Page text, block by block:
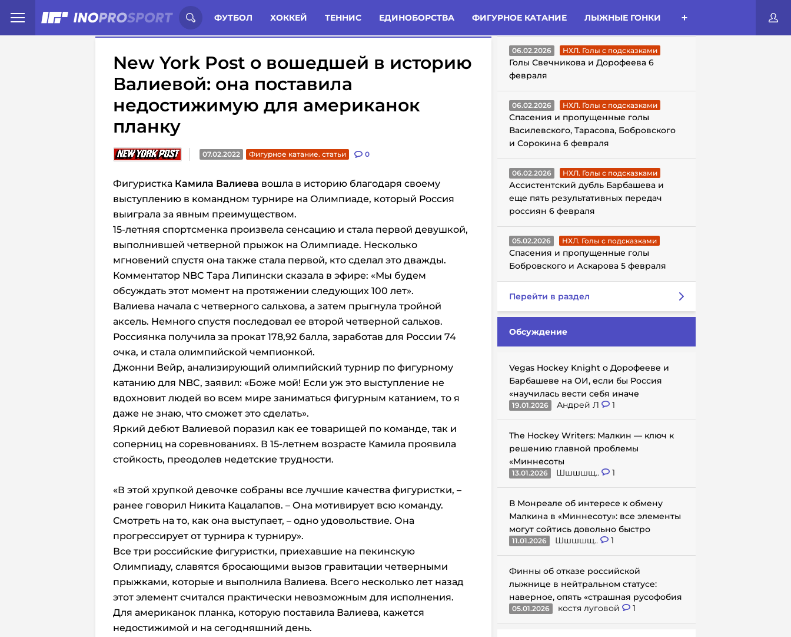
ФУТБОЛ ХОККЕЙ ТЕННИС ЕДИНОБОРСТВА ФИГУРНОЕ КАТАНИЕ ЛЫЖНЫЕ ГОНКИ
Иностранцы о спорте России: Статьи Комменты Новости
New York Post о вошедшей в историю
Валиевой: она поставила
недостижимую для американок
планку
07.02.2022 Фигурное катание. статьи 0
Фигуристка Камила Валиева вошла в историю благодаря своему
выступлению в командном турнире на Олимпиаде, который Россия
выиграла за явным преимуществом.
15-летняя спортсменка произвела сенсацию и стала первой девушкой,
выполнившей четверной прыжок на Олимпиаде. Несколько
мгновений спустя она также стала первой, кто сделал это дважды.
Комментатор NBC Тара Липински сказала в эфире: «Мы будем
обсуждать этот момент на протяжении следующих 100 лет».
Валиева начала с четверного сальхова, а затем прыгнула тройной
аксель. Немного спустя последовал ее второй четверной сальхов.
Россиянка получила за прокат 178,92 балла, заработав для России 74
очка, и стала олимпийской чемпионкой.
Джонни Вейр, анализирующий олимпийский турнир по фигурному
катанию для NBC, заявил: «Боже мой! Если уж это выступление не
вдохновит людей во всем мире заниматься фигурным катанием, то я
даже не знаю, что сможет это сделать».
Яркий дебют Валиевой поразил как ее товарищей по команде, так и
соперниц на соревнованиях. В 15-летнем возрасте Камила проявила
стойкость, преодолев недетские трудности.
«В этой хрупкой девочке собраны все лучшие качества фигуристки, –
ранее говорил Никита Кацалапов. – Она мотивирует всю команду.
Смотреть на то, как она выступает, – одно удовольствие. Она
прогрессирует от турнира к турниру».
Все три российские фигуристки, приехавшие на пекинскую
Олимпиаду, славятся бросающими вызов гравитации четверными
прыжками, которые и выполнила Валиева. Всего несколько лет назад
этот элемент считался практически невозможным для исполнения.
Для американок планка, которую поставила Валиева, кажется
недостижимой и на сегодняшний день.
ГОЛЫ С ПОДСКАЗКАМИ
06.02.2026 НХЛ. Голы с подсказками
Голы Свечникова и Дорофеева 6
февраля
06.02.2026 НХЛ. Голы с подсказками
Спасения и пропущенные голы
Василевского, Тарасова, Бобровского
и Сорокина 6 февраля
06.02.2026 НХЛ. Голы с подсказками
Ассистентский дубль Барбашева и
еще пять результативных передач
россиян 6 февраля
05.02.2026 НХЛ. Голы с подсказками
Спасения и пропущенные голы
Бобровского и Аскарова 5 февраля
Перейти в раздел
Обсуждение
Vegas Hockey Knight о Дорофееве и
Барбашеве на ОИ, если бы Россия
«научилась вести себя иначе
19.01.2026 Андрей Л 1
The Hockey Writers: Малкин — ключ к
решению главной проблемы
«Миннесоты
13.01.2026 Шшшшщ.. 1
В Монреале об интересе к обмену
Малкина в «Миннесоту»: все элементы
могут сойтись довольно быстро
11.01.2026 Шшшшщ.. 1
Финны об отказе российской
лыжнице в нейтральном статусе:
наверное, опять «страшная русофобия
05.01.2026 костя луговой 1